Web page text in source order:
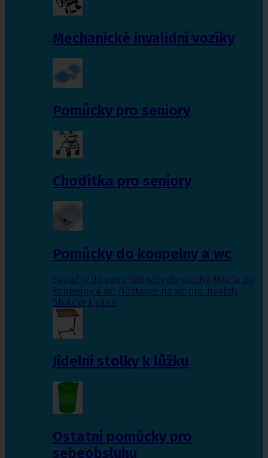
Mechanické invalidní vozíky
Pomůcky pro seniory
Chodítka pro seniory
Pomůcky do koupelny a wc
Sedačky do vany, Sedačky do sprchy, Madla do
koupelny a wc, Nástavce na wc pro invalidy,
Stoličky k vaně
Jídelní stolky k lůžku
Ostatní pomůcky pro
sebeobsluhu